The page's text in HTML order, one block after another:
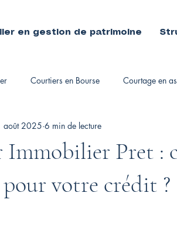
en gestion de patrimoine
Courtiers en Bourse Courtage en
immobiliers
Pret :
votre crédit ?
août 2025 6 min de lecture